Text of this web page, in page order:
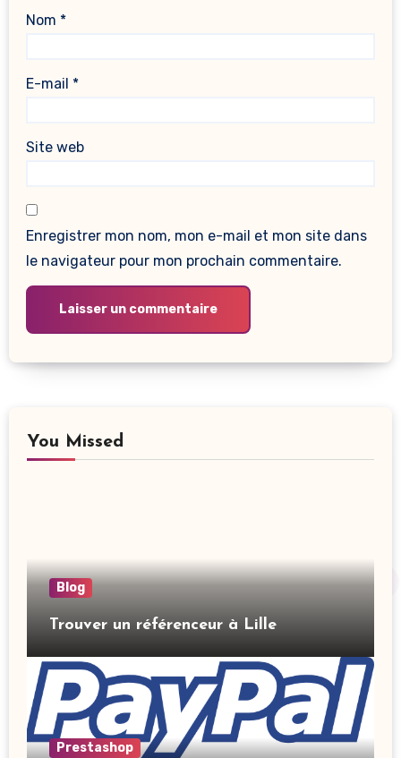
Nom *
E-mail *
Site web
Enregistrer mon nom, mon e-mail et mon site dans
le navigateur pour mon prochain commentaire.
You Missed
Blog
Trouver un référenceur à Lille
Prestashop